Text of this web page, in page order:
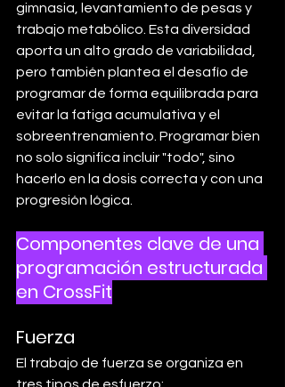
gimnasia, levantamiento de pesas y
trabajo metabólico. Esta diversidad
aporta un alto grado de variabilidad,
pero también plantea el desafío de
programar de forma equilibrada para
evitar la fatiga acumulativa y el
sobreentrenamiento. Programar bien
no solo significa incluir "todo", sino
hacerlo en la dosis correcta y con una
progresión lógica.
Componentes clave de una
programación estructurada
en CrossFit
Fuerza
El trabajo de fuerza se organiza en